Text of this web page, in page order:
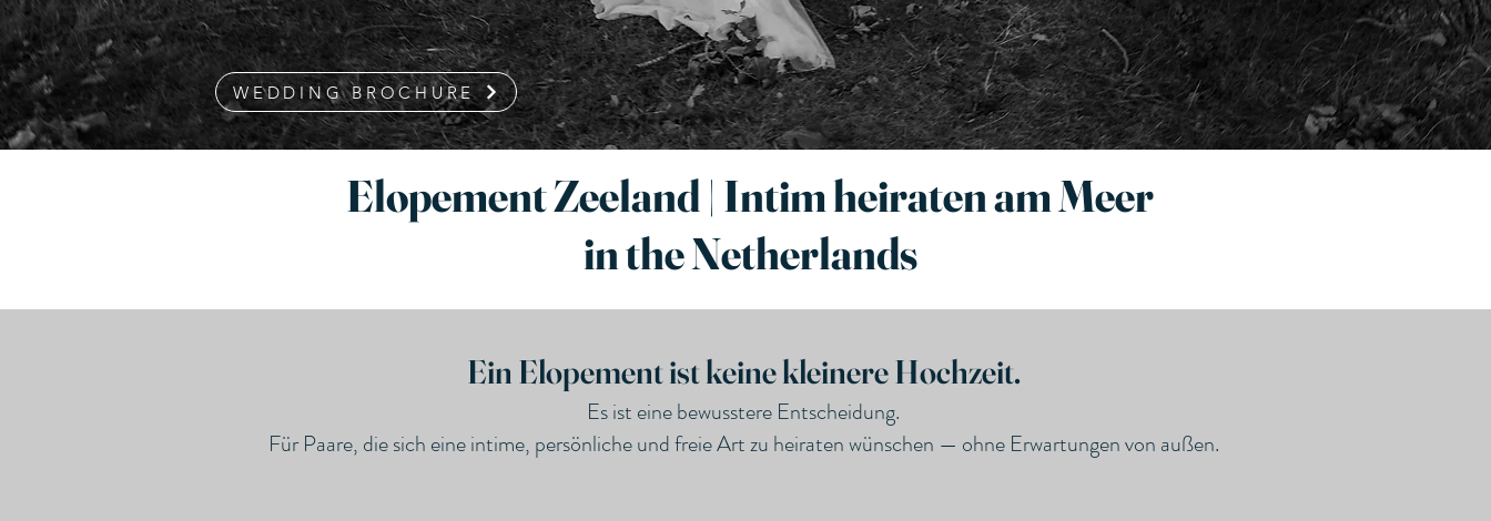
WEDDING BROCHURE
Elopement Zeeland | Intim heiraten am Meer
in the Netherlands
Ein Elopement ist keine kleinere Hochzeit.
Es ist eine bewusstere Entscheidung.
Für Paare, die sich eine intime, persönliche und freie Art zu heiraten wünschen — ohne Erwartungen von außen.